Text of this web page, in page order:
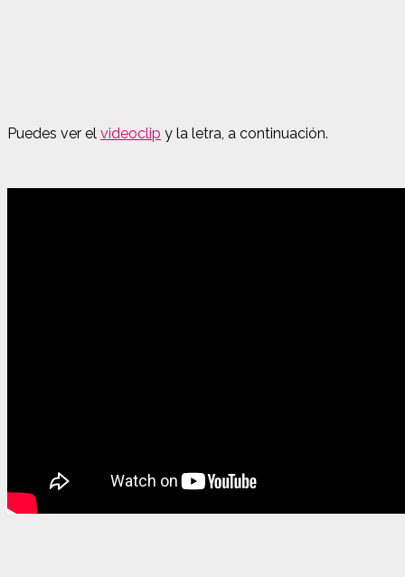
Puedes ver el videoclip y la letra, a continuación.